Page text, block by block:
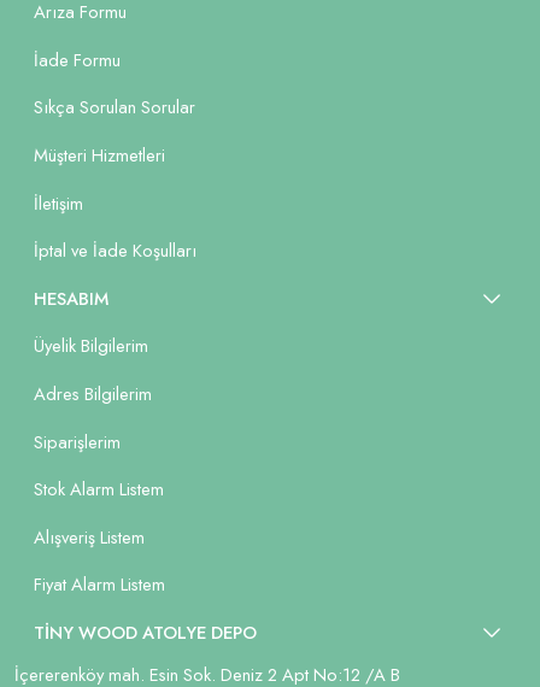
Arıza Formu
İade Formu
Sıkça Sorulan Sorular
Müşteri Hizmetleri
İletişim
İptal ve İade Koşulları
HESABIM
Üyelik Bilgilerim
Adres Bilgilerim
Siparişlerim
Stok Alarm Listem
Alışveriş Listem
Fiyat Alarm Listem
TİNY WOOD ATOLYE DEPO
İçererenköy mah. Esin Sok. Deniz 2 Apt No:12 /A B